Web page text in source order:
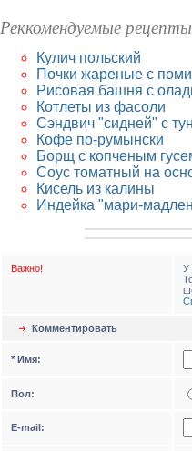
Реккомендуемые
Кулич польский
Почки жареные с
Рисовая башня с
Котлеты из фасоли
Сэндвич "сидней" с
Кофе по-румынски
Борщ с копченым
Соус томатный на
Кисель из калины
Индейка "мари-
Важно!
У
Комментировать
* Имя:
Пол:
Е-mail: